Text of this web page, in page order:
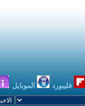
فليبورد الموبايل